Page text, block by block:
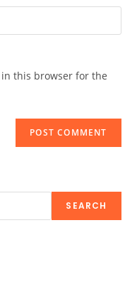
in this browser for the
SEARCH